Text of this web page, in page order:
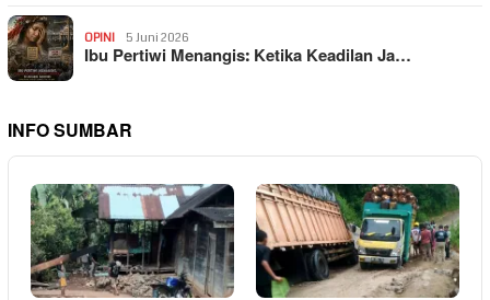
OPINI 5 Juni 2026
Ibu Pertiwi Menangis: Ketika Keadilan Ja…
INFO SUMBAR